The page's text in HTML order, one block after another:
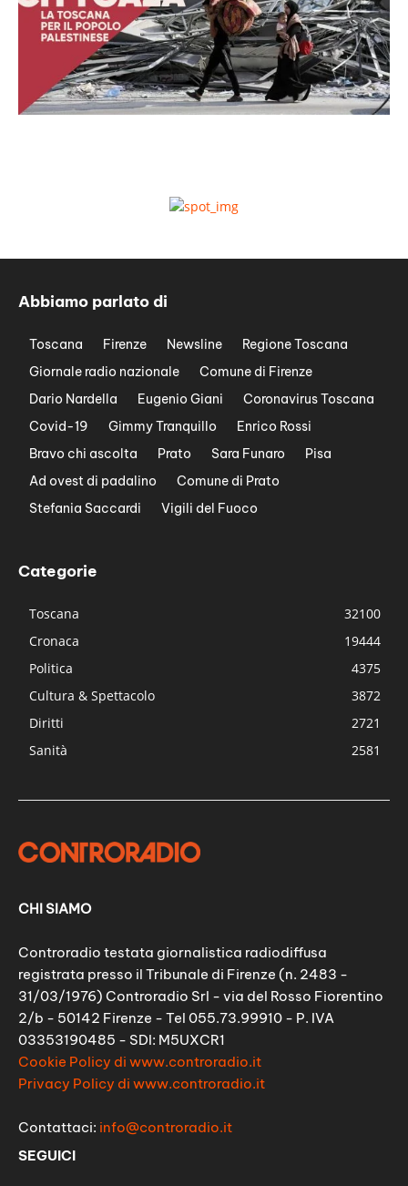
Abbiamo parlato di
Toscana Firenze Newsline
Regione Toscana
Giornale radio nazionale
Comune di Firenze
Dario Nardella
Eugenio Giani
Coronavirus Toscana
Covid-19
Gimmy Tranquillo
Enrico Rossi
Bravo chi ascolta
Prato Sara Funaro
Pisa
Ad ovest di padalino
Comune di Prato
Stefania Saccardi
Vigili del Fuoco
Categorie
Toscana
32100
Cronaca
19444
Politica
4375
Cultura & Spettacolo
3872
Diritti
2721
Sanità
2581
CHI SIAMO
Controradio testata giornalistica radiodiffusa
registrata presso il Tribunale di Firenze (n. 2483 -
31/03/1976) Controradio Srl - via del Rosso Fiorentino
2/b - 50142 Firenze - Tel 055.73.99910 - P. IVA
03353190485 - SDI: M5UXCR1
Cookie Policy di www.controradio.it
Privacy Policy di www.controradio.it
Contattaci: info@controradio.it
SEGUICI